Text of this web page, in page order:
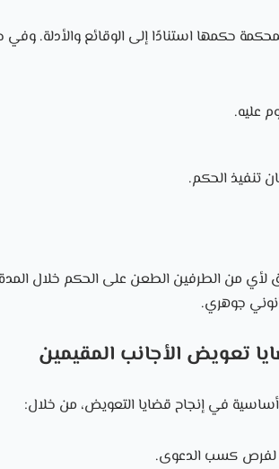
حكمها استنادًا إلى الوقائع والأدلة.
عليه.
تنفيذ الحكم.
لأي من الطرفين الطعن على الحكم خلال
جوهري.
تعويض الأجانب المقيمين
في إنجاح قضايا التعويض، من خلال:
لفرص كسب الدعوى.